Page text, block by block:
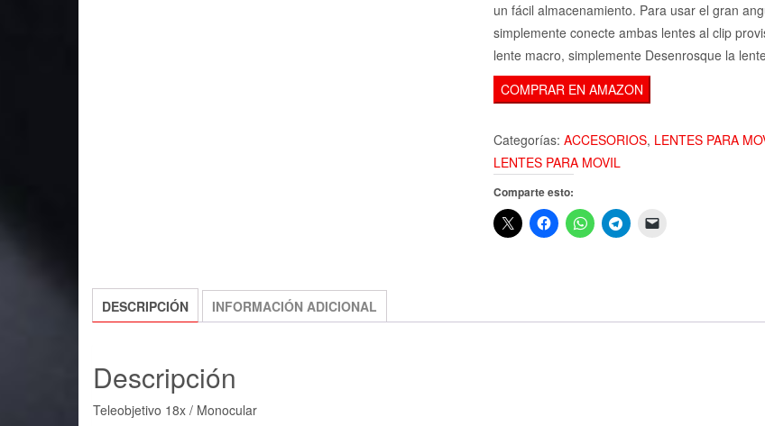
un fácil almacenamiento. Para usar el gran
simplemente conecte ambas lentes al clip
lente macro, simplemente Desenrosque la
COMPRAR EN AMAZON
Categorías: ACCESORIOS, LENTES PARA
LENTES PARA MOVIL
Comparte esto:
DESCRIPCIÓN INFORMACIÓN ADICIONAL
Descripción
Teleobjetivo 18x / Monocular